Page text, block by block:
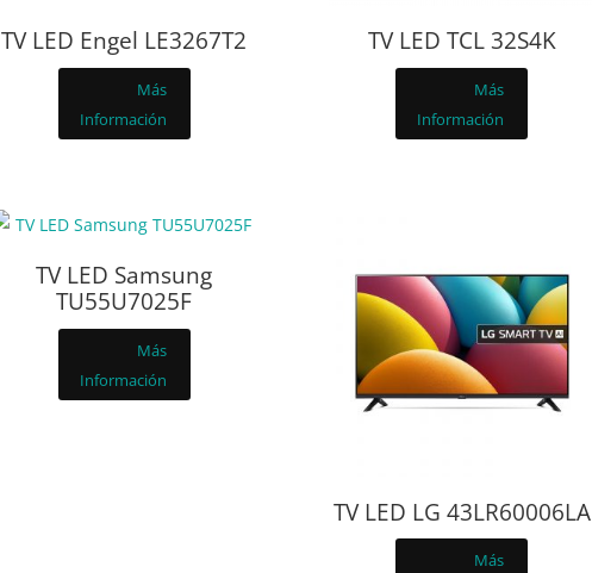
TV LED Engel LE3267T2
Más
Información
TV LED TCL 32S4K
Más
Información
TV LED Samsung
TU55U7025F
Más
Información
TV LED LG 43LR60006LA
Más